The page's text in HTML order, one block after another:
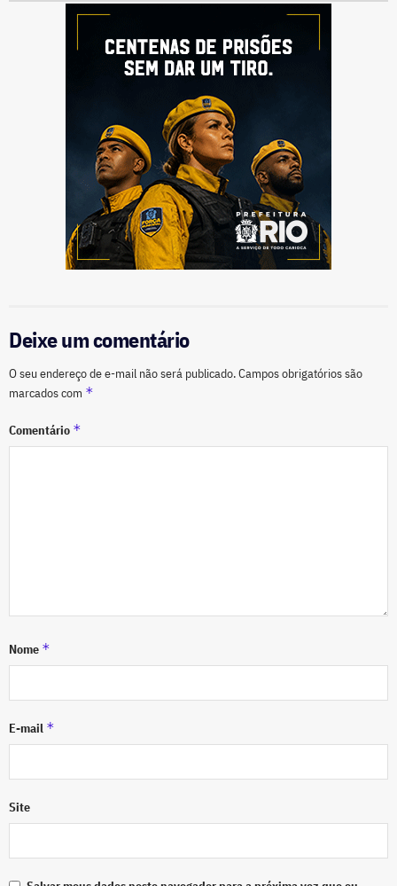
Deixe um comentário
O seu endereço de e-mail não será publicado.Campos obrigatórios são
marcados com *
Comentário *
Nome *
E-mail *
Site